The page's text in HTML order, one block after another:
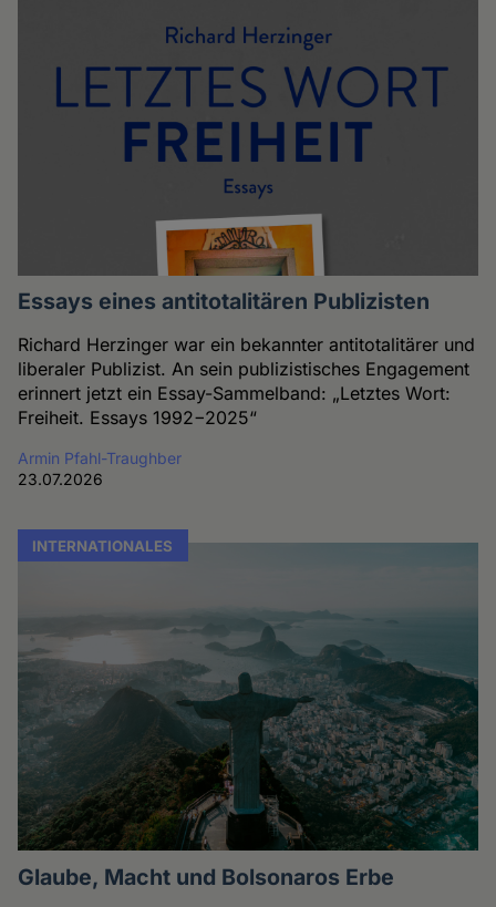
Essays eines antitotalitären Publizisten
Richard Herzinger war ein bekannter antitotalitärer und
liberaler Publizist. An sein publizistisches Engagement
erinnert jetzt ein Essay-Sammelband: „Letztes Wort:
Freiheit. Essays 1992−2025“
Armin Pfahl-Traughber
23.07.2026
INTERNATIONALES
Glaube, Macht und Bolsonaros Erbe